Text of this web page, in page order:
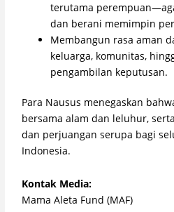
terutama
dan berani memimpin
Membangun rasa aman
keluarga, komunitas,
pengambilan keputusan.
Para Nausus menegaskan
bersama alam dan leluhur,
dan perjuangan serupa bagi
Indonesia.
Kontak Media:
Mama Aleta Fund (MAF)